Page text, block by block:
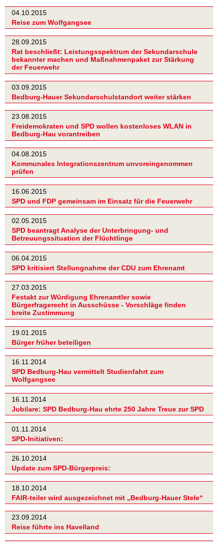
04.10.2015
Reise zum Wolfgangsee
28.09.2015
Rat beschließt: Leistungsspektrum der Sekundarschule
bekannter machen und Maßnahmenpaket zur Stärkung
der Feuerwehr
03.09.2015
Bedburg-Hauer Sekundarschulstandort weiter stärken
23.08.2015
Freidemokraten und SPD wollen kostenloses WLAN in
Bedburg-Hau vorantreiben
04.08.2015
Kommunales Integrationszentrum unvoreingenommen
prüfen
16.06.2015
SPD und FDP gemeinsam im Einsatz für die Feuerwehr
02.05.2015
SPD beantragt Analyse der Unterbringung- und
Betreuungssituation der Flüchtlinge
06.04.2015
SPD kritisiert Stellungnahme der CDU zum Ehrenamt
27.03.2015
Festakt zur Würdigung Ehrenamtler sowie
Bürgerfragerecht in Ausschüsse - Vorschläge finden
breite Zustimmung
19.01.2015
Bürger früher beteiligen
16.11.2014
SPD Bedburg-Hau vermittelt Studienfahrt zum
Wolfgangsee
16.11.2014
Jubilare: SPD Bedburg-Hau ehrte 250 Jahre Treue zur SPD
01.11.2014
SPD-Initiativen:
26.10.2014
Update zum SPD-Bürgerpreis:
18.10.2014
FAIR-teiler wird ausgezeichnet mit „Bedburg-Hauer Stele“
23.09.2014
Reise führte ins Havelland